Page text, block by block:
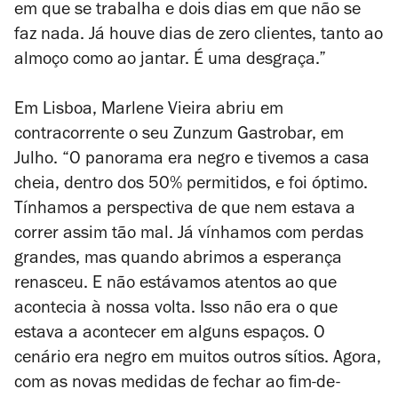
em que se trabalha e dois dias em que não se
faz nada. Já houve dias de zero clientes, tanto ao
almoço como ao jantar. É uma desgraça.”
Em Lisboa, Marlene Vieira abriu em
contracorrente o seu Zunzum Gastrobar, em
Julho. “O panorama era negro e tivemos a casa
cheia, dentro dos 50% permitidos, e foi óptimo.
Tínhamos a perspectiva de que nem estava a
correr assim tão mal. Já vínhamos com perdas
grandes, mas quando abrimos a esperança
renasceu. E não estávamos atentos ao que
acontecia à nossa volta. Isso não era o que
estava a acontecer em alguns espaços. O
cenário era negro em muitos outros sítios. Agora,
com as novas medidas de fechar ao fim-de-